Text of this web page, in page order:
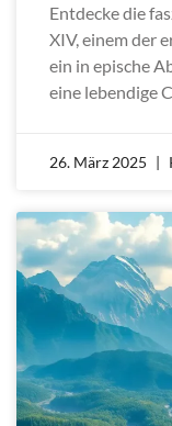
Entdecke die
XIV, einem der
ein in epische
eine lebendige
26. März 2025